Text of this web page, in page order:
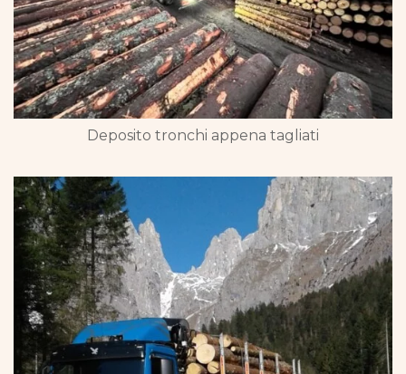
Deposito tronchi appena tagliati